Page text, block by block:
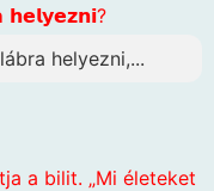
helyezni,...
a bilit. „Mi életeket